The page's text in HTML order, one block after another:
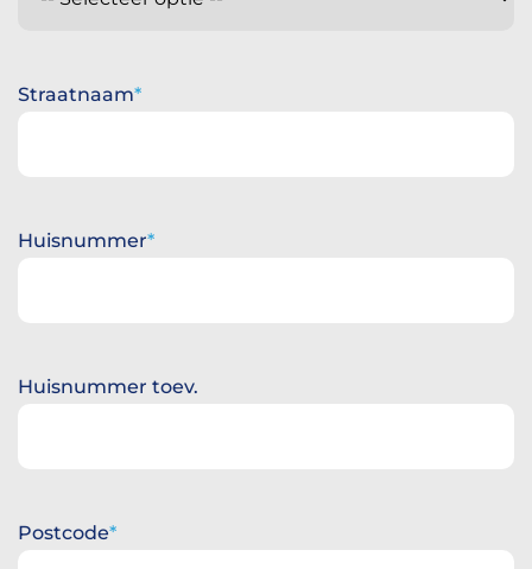
Straatnaam
Huisnummer
Huisnummer toev.
Postcode